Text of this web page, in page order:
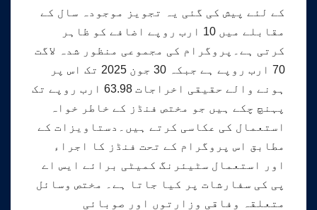
کے لئے پیش کی گئی یہ تجویز موجودہ سال کے
مقابلے میں 10 ارب روپے اضافے کو ظاہر
کرتی ہے۔پروگرام کی مجموعی منظور شدہ لاگت
70 ارب روپے ہے جبکہ 30 جون 2025 تک اس پر
ہونے والے حقیقی اخراجات 63.98 ارب روپے تک
پہنچ چکے ہیں جو مختص فنڈز کے خاطر خواہ
استعمال کی عکاسی کرتے ہیں۔دستاویزات کے
مطابق اس پروگرام کے تحت فنڈز کا اجراء
اور استعمال سٹیئرنگ کمیٹی برائے ایس اے
پی کی سفارشات پر کیا جاتا ہے۔ مختص وسائل
متعلقہ وفاقی وزارتوں اور صوبائی